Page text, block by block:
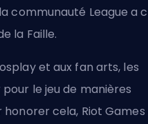
communauté League a
la Faille.
et aux fan arts, les
le jeu de manières
honorer cela, Riot Games